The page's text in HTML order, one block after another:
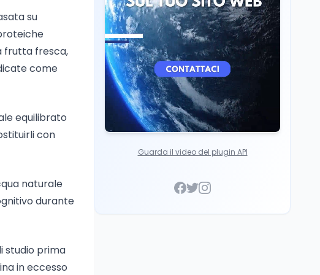
su
frutta fresca,
come
equilibrato
con
naturale
durante
studio prima
in eccesso
spento a Pàvana: addio
al Maestrone
Guarda il video del plugin API